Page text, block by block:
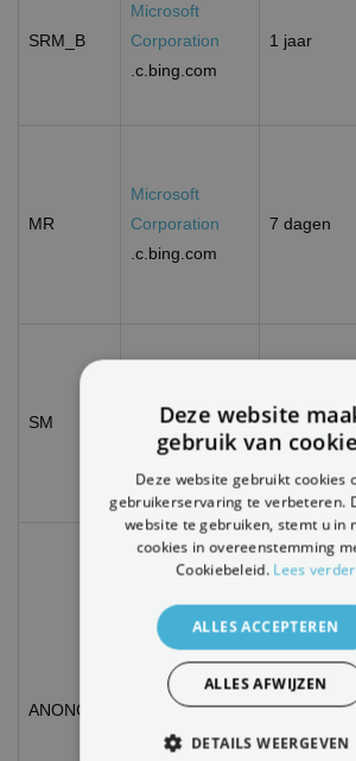
SRM_B
Microsoft
Corporation
.c.bing.com
1 jaar
MR
Microsoft
Corporation
.c.bing.com
7 dagen
SM .c.clarity.ms Sessie
ANONCHK
Microsoft
Corporation
.c.clarity.ms
10 minuten
Deze website
gebruik van
Deze website gebruikt cookies
gebruikerservaring te verbeteren.
website te gebruiken, stemt u in
cookies in overeenstemming
Cookiebeleid. Lees verder
ALLES ACCEPTEREN
ALLES AFWIJZEN
DETAILS WEERGEVEN